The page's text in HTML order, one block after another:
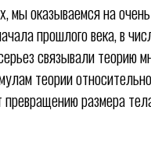
мы оказываемся на
прошлого века, в
связывали теорию
теории
размера